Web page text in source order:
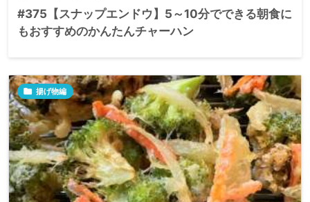
#375【スナップエンドウ】5～10分でできる朝食に
もおすすめのかんたんチャーハン
 揚げ物編